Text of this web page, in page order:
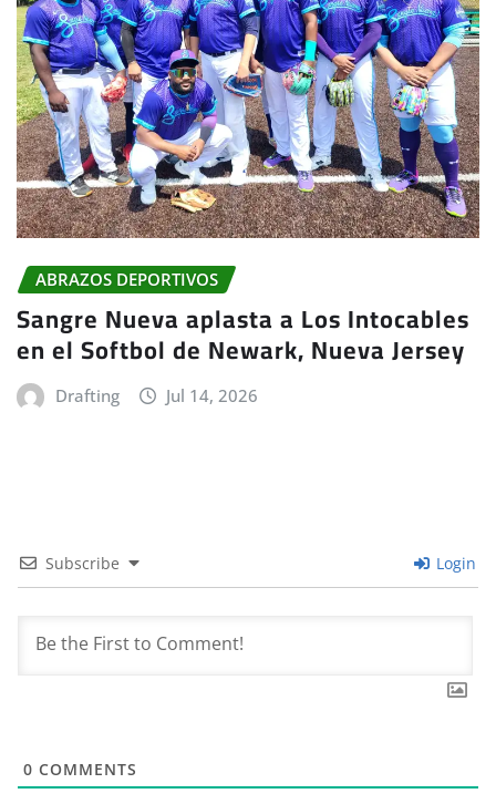
ABRAZOS DEPORTIVOS
Sangre Nueva aplasta a Los Intocables
en el Softbol de Newark, Nueva Jersey
Drafting Jul 14, 2026
Subscribe Login
0 COMMENTS